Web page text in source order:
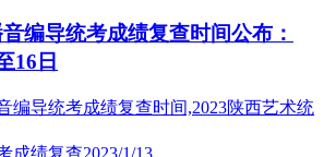
编导统考成绩复查时间公布：
16日